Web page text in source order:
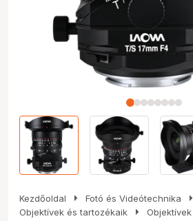
Kezdőoldal arrow_right Fotó és Videótechnika arrow_right
Objektívek és tartozékaik arrow_right Objektívek